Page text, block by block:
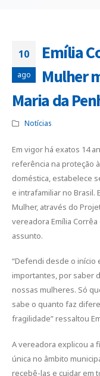
10
ago
Emília
Mulher
Maria da
Notícias
Em vigor há exatos 14
referência na proteção
doméstica, estabelece
e intrafamiliar no Brasil.
Mulher, através do
vereadora Emília
assunto.
“Defendi desde o início
importantes, por saber
nossas mulheres. Só
sabe o quanto faz
fragilidade” ressaltou
A vereadora explicou a
única no âmbito
recebê-las e cuidar em